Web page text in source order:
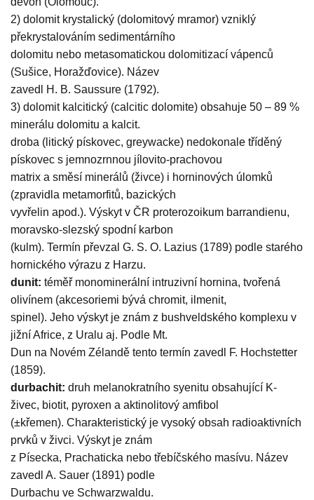
2) dolomit krystalický (dolomitový mramor) vzniklý
překrystalováním sedimentárního
dolomitu nebo metasomatickou dolomitizací vápenců
(Sušice, Horažďovice). Název
zavedl H. B. Saussure (1792).
3) dolomit kalcitický (calcitic dolomite) obsahuje 50 – 89 %
minerálu dolomitu a kalcit.
droba (litický pískovec, greywacke) nedokonale tříděný
pískovec s jemnozrnnou jílovito-prachovou
matrix a směsí minerálů (živce) i horninových úlomků
(zpravidla metamorfitů, bazických
vyvřelin apod.). Výskyt v ČR proterozoikum barrandienu,
moravsko-slezský spodní karbon
(kulm). Termín převzal G. S. O. Lazius (1789) podle starého
hornického výrazu z Harzu.
dunit: téměř monominerální intruzivní hornina, tvořená
olivínem (akcesoriemi bývá chromit, ilmenit,
spinel). Jeho výskyt je znám z bushveldského komplexu v
jižní Africe, z Uralu aj. Podle Mt.
Dun na Novém Zélandě tento termín zavedl F. Hochstetter
(1859).
durbachit: druh melanokratního syenitu obsahující K-
živec, biotit, pyroxen a aktinolitový amfibol
(±křemen). Charakteristický je vysoký obsah radioaktivních
prvků v živci. Výskyt je znám
z Písecka, Prachaticka nebo třebíčského masívu. Název
zavedl A. Sauer (1891) podle
Durbachu ve Schwarzwaldu.